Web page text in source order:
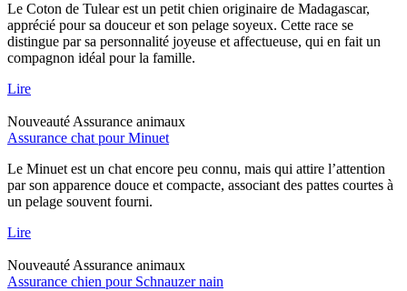
Le Coton de Tulear est un petit chien originaire de Madagascar,
apprécié pour sa douceur et son pelage soyeux. Cette race se
distingue par sa personnalité joyeuse et affectueuse, qui en fait un
compagnon idéal pour la famille.
Lire
Nouveauté Assurance animaux
Assurance chat pour Minuet
Le Minuet est un chat encore peu connu, mais qui attire l’attention
par son apparence douce et compacte, associant des pattes courtes à
un pelage souvent fourni.
Lire
Nouveauté Assurance animaux
Assurance chien pour Schnauzer nain